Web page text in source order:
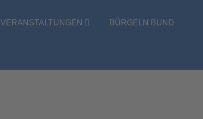
VERANSTALTUNGEN BÜRGELN BUND